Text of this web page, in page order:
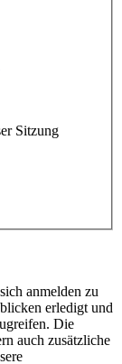
Sitzung
anmelden zu
erledigt und
Die
auch zusätzliche